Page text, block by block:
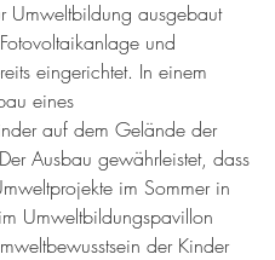
Umweltbildung ausgebaut
und
eingerichtet. In einem
eines
auf dem Gelände der
Ausbau gewährleistet, dass
im Sommer in
Umweltbildungspavillon
der Kinder